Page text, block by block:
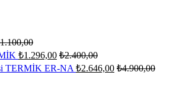
1.100,00
₺1.296,00 ₺2.400,00
TERMİK ER-NA ₺2.646,00 ₺4.900,00